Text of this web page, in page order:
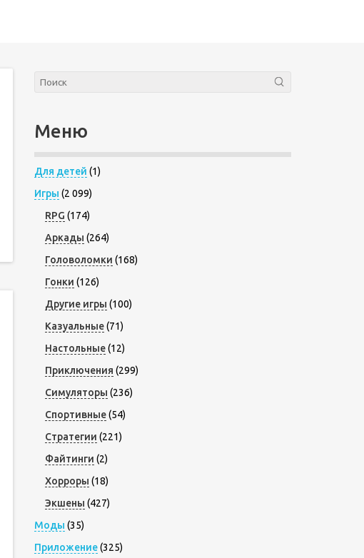
Меню
Для детей (1)
Игры (2 099)
RPG (174)
Аркады (264)
Головоломки (168)
Гонки (126)
Другие игры (100)
Казуальные(71)
Настольные(12)
Приключения (299)
Симуляторы (236)
Спортивные(54)
Стратегии (221)
Файтинги (2)
Хорроры (18)
Экшены (427)
Моды (35)
Приложение(325)